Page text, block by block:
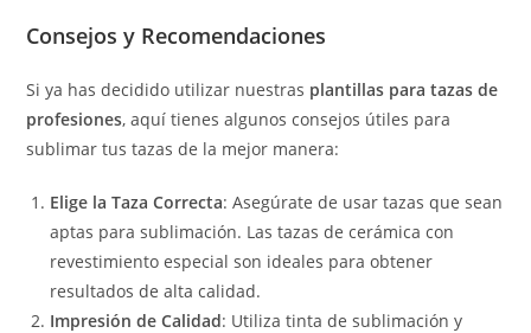
Consejos y Recomendaciones
Si ya has decidido utilizar nuestras plantillas para tazas de
profesiones, aquí tienes algunos consejos útiles para
sublimar tus tazas de la mejor manera:
Elige la Taza Correcta: Asegúrate de usar tazas que sean
aptas para sublimación. Las tazas de cerámica con
revestimiento especial son ideales para obtener
resultados de alta calidad.
Impresión de Calidad: Utiliza tinta de sublimación y